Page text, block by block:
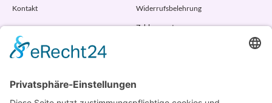
Kontakt Widerrufsbelehrung
Zahlungsarten